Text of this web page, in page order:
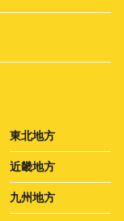
東北地方
近畿地方
九州地方